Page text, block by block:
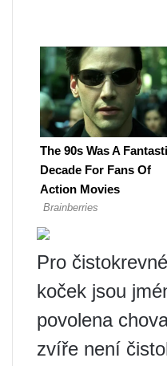
Pro
koček jsou
povolena
zvíře není